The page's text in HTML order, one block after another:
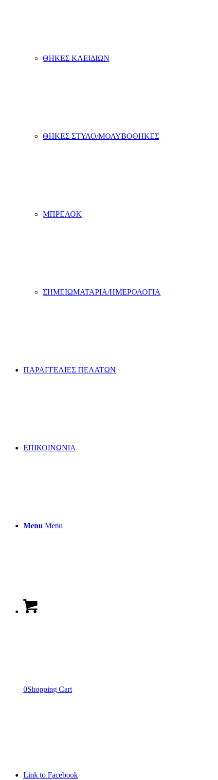
ΘΗΚΕΣ ΚΛΕΙΔΙΩΝ
ΘΗΚΕΣ ΣΤΥΛΟ/ΜΟΛΥΒΟΘΗΚΕΣ
ΜΠΡΕΛΟΚ
ΣΗΜΕΙΩΜΑΤΑΡΙΑ/ΗΜΕΡΟΛΟΓΙΑ
ΠΑΡΑΓΓΕΛΙΕΣ ΠΕΛΑΤΩΝ
ΕΠΙΚΟΙΝΩΝΙΑ
Menu Menu
0Shopping Cart
Link to Facebook